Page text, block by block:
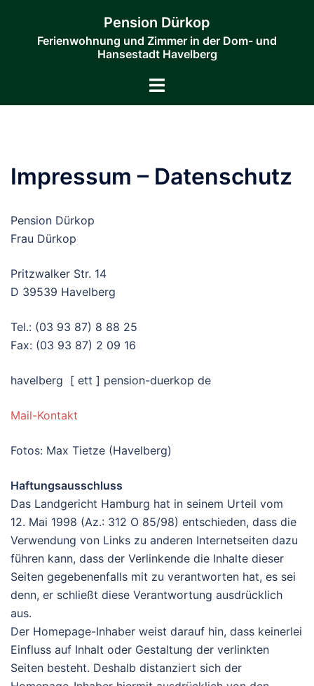
springen
Pension Dürkop
Ferienwohnung und Zimmer in der Dom- und
Hansestadt Havelberg
Menü
Impressum – Datenschutz
Pension Dürkop
Frau Dürkop
Pritzwalker Str. 14
D 39539 Havelberg
Tel.: (03 93 87) 8 88 25
Fax: (03 93 87) 2 09 16
havelberg [ ett ] pension-duerkop de
Mail-Kontakt
Fotos: Max Tietze (Havelberg)
Haftungsausschluss
Das Landgericht Hamburg hat in seinem Urteil vom
12. Mai 1998 (Az.: 312 O 85/98) entschieden, dass die
Verwendung von Links zu anderen Internetseiten dazu
führen kann, dass der Verlinkende die Inhalte dieser
Seiten gegebenenfalls mit zu verantworten hat, es sei
denn, er schließt diese Verantwortung ausdrücklich
aus.
Der Homepage-Inhaber weist darauf hin, dass keinerlei
Einfluss auf Inhalt oder Gestaltung der verlinkten
Seiten besteht. Deshalb distanziert sich der